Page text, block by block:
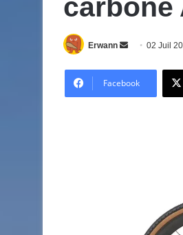
carbone
Erwann
Envoyer
courriel
02 Juil
Facebook